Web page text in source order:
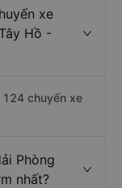
xe
Hồ -
124 chuyến xe
Phòng
nhất?